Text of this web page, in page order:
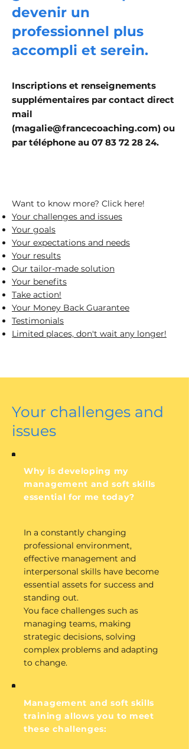
devenir un
professionnel plus
accompli et serein.
Inscriptions et renseignements
supplémentaires par contact direct
mail
(magalie@francecoaching.com) ou
par téléphone au 07 83 72 28 24.
Want to know more? Click here!
Your challenges and issues
Your goals
Your expectations and needs
Your results
Our tailor-made solution
Your benefits
Take action!
Your Money Back Guarantee
Testimonials
Limited places, don't wait any longer!
Your challenges and
issues
Why is developing my
management and soft skills
essential for me today?
In a constantly changing
professional environment,
effective management and
interpersonal skills have become
essential assets for success and
standing out.
You face challenges such as
managing teams, making
strategic decisions, solving
complex problems and adapting
to change.
Management and soft skills
training allows you to meet
these challenges: